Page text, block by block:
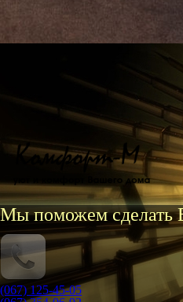
Мы поможем сделать
(067) 125-45-05